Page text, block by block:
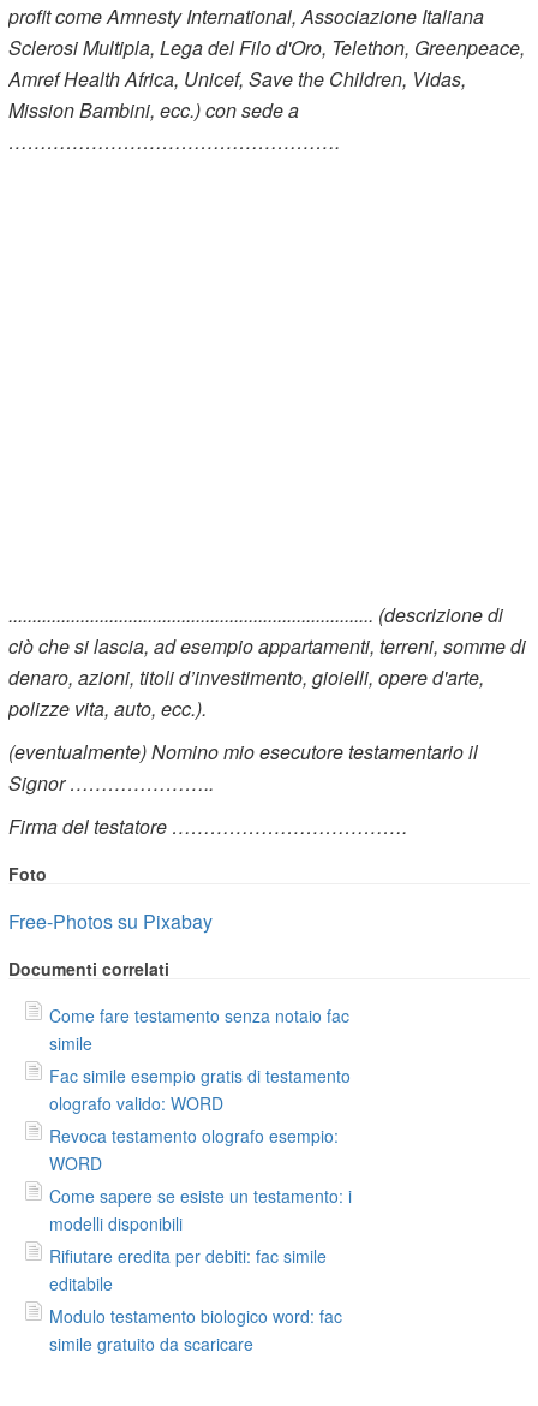
profit come Amnesty International, Associazione Italiana
Sclerosi Multipla, Lega del Filo d'Oro, Telethon, Greenpeace,
Amref Health Africa, Unicef, Save the Children, Vidas,
Mission Bambini, ecc.) con sede a
…………………………………………….
............................................................................ (descrizione di
ciò che si lascia, ad esempio appartamenti, terreni, somme di
denaro, azioni, titoli d’investimento, gioielli, opere d'arte,
polizze vita, auto, ecc.).
(eventualmente) Nomino mio esecutore testamentario il
Signor …………………..
Firma del testatore ……………………………….
Foto
Free-Photos su Pixabay
Documenti correlati
Come fare testamento senza notaio fac
simile
Fac simile esempio gratis di testamento
olografo valido: WORD
Revoca testamento olografo esempio:
WORD
Come sapere se esiste un testamento: i
modelli disponibili
Rifiutare eredita per debiti: fac simile
editabile
Modulo testamento biologico word: fac
simile gratuito da scaricare